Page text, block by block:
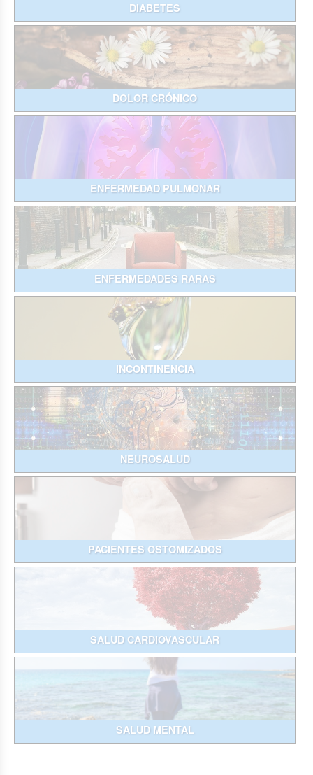
DIABETES
DOLOR CRÓNICO
ENFERMEDAD PULMONAR
ENFERMEDADES RARAS
INCONTINENCIA
NEUROSALUD
PACIENTES OSTOMIZADOS
SALUD CARDIOVASCULAR
SALUD MENTAL